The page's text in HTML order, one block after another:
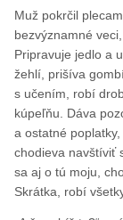
Muž pokrčil
bezvýznamné
Pripravuje jedlo a
žehlí, prišíva
s učením, robí
kúpeľňu. Dáva
a ostatné
chodieva navštíviť
sa aj o tú moju,
Skrátka, robí